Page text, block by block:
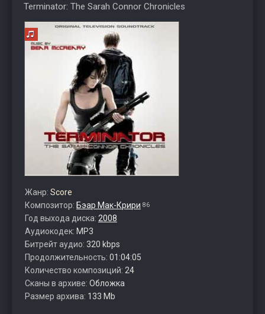
Terminator: The Sarah Connor Chronicles
Жанр: Score
Композитор: Бэар Мак-Крири 86
Год выхода диска: 2008
Аудиокодек: MP3
Битрейт аудио: 320 kbps
Продолжительность: 01:04:05
Количество композиций: 24
Сканы в архиве: Обложка
Размер архива: 133 Mb